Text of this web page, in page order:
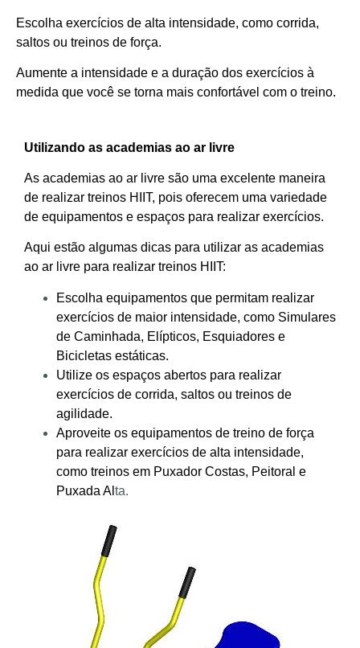
Escolha exercícios de alta intensidade, como corrida,
saltos ou treinos de força.
Aumente a intensidade e a duração dos exercícios à
medida que você se torna mais confortável com o treino.
Utilizando as academias ao ar livre
As academias ao ar livre são uma excelente maneira
de realizar treinos HIIT, pois oferecem uma variedade
de equipamentos e espaços para realizar exercícios.
Aqui estão algumas dicas para utilizar as academias
ao ar livre para realizar treinos HIIT:
Escolha equipamentos que permitam realizar
exercícios de maior intensidade, como Simulares
de Caminhada, Elípticos, Esquiadores e
Bicicletas estáticas.
Utilize os espaços abertos para realizar
exercícios de corrida, saltos ou treinos de
agilidade.
Aproveite os equipamentos de treino de força
para realizar exercícios de alta intensidade,
como treinos em Puxador Costas, Peitoral e
Puxada Al ta.